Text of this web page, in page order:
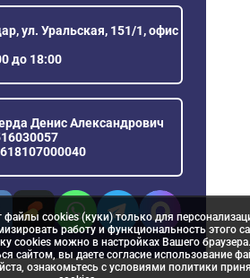
ул. Уральская, 151/1, офис
до 18:00
Денис Александрович
файлы cookies (куки) только для
работу и функциональность этого
cookies можно в настройках Вашего браузера.
сайтом, вы даете согласие использование
ознакомьтесь с условиями политики